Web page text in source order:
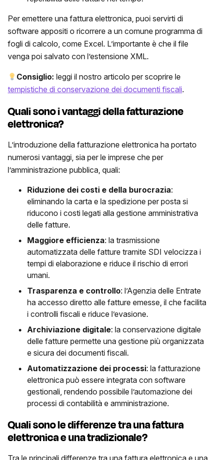
Per emettere una fattura elettronica, puoi servirti di
software appositi o ricorrere a un comune programma di
fogli di calcolo, come Excel. L’importante è che il file
venga poi salvato con l’estensione XML.
Consiglio: leggi il nostro articolo per scoprire le
tempistiche di conservazione dei documenti fiscali.
Quali sono i vantaggi della fatturazione
elettronica?
L’introduzione della fatturazione elettronica ha portato
numerosi vantaggi, sia per le imprese che per
l’amministrazione pubblica, quali:
Riduzione dei costi e della burocrazia:
eliminando la carta e la spedizione per posta si
riducono i costi legati alla gestione amministrativa
delle fatture.
Maggiore efficienza: la trasmissione
automatizzata delle fatture tramite SDI velocizza i
tempi di elaborazione e riduce il rischio di errori
umani.
Trasparenza e controllo: l’Agenzia delle Entrate
ha accesso diretto alle fatture emesse, il che facilita
i controlli fiscali e riduce l’evasione.
Archiviazione digitale: la conservazione digitale
delle fatture permette una gestione più organizzata
e sicura dei documenti fiscali.
Automatizzazione dei processi: la fatturazione
elettronica può essere integrata con software
gestionali, rendendo possibile l’automazione dei
processi di contabilità e amministrazione.
Quali sono le differenze tra una fattura
elettronica e una tradizionale?